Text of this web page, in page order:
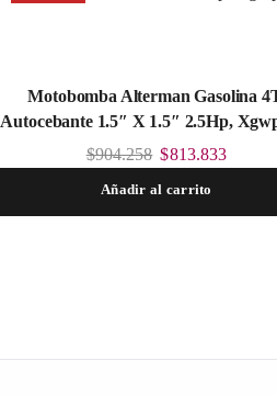
Motobomba Alterman Gasolina
Autocebante 1.5″ X 1.5″ 2.5Hp,
$904.258 $813.833
Añadir al carrito